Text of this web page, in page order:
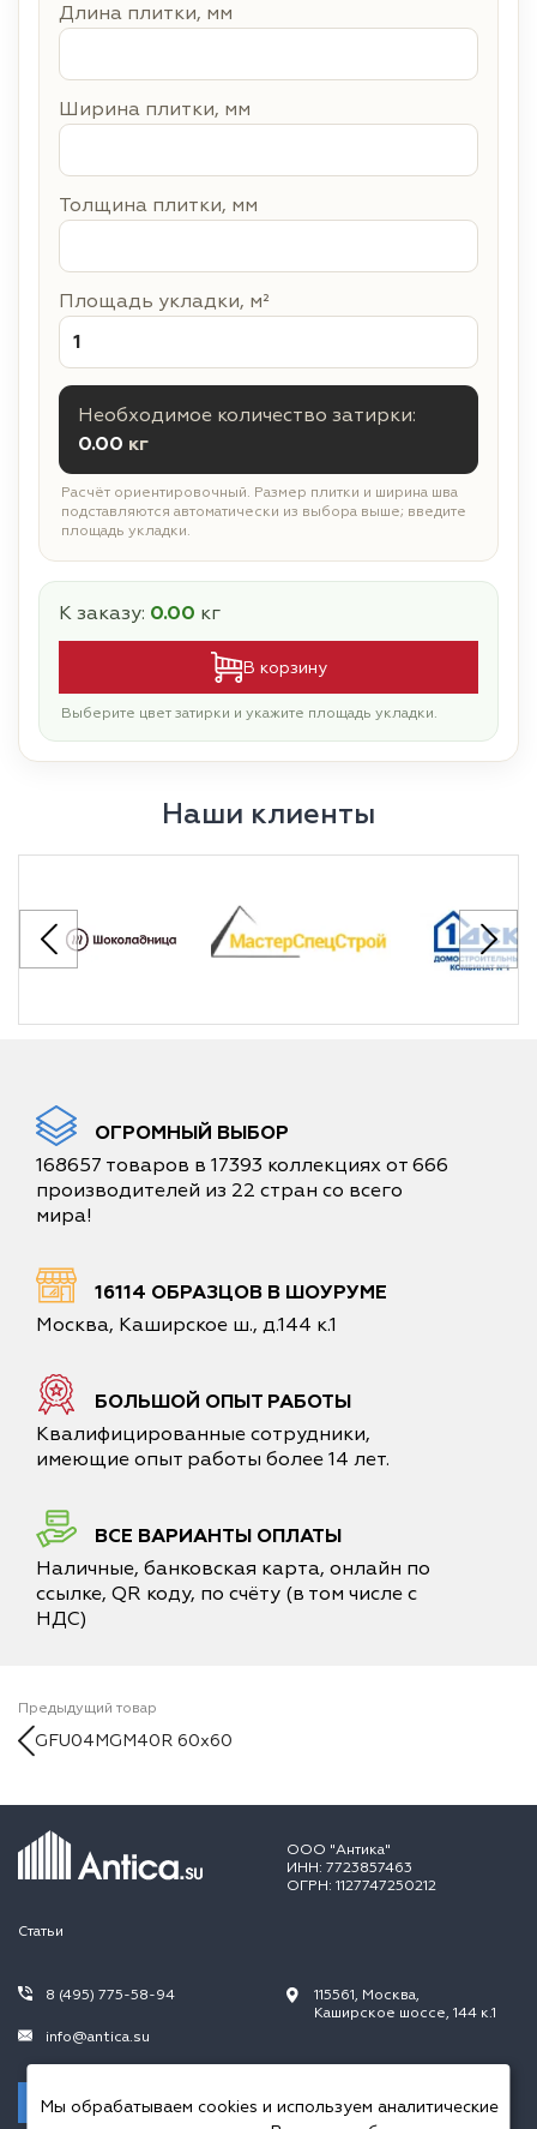
Длина плитки, мм
Ширина плитки, мм
Толщина плитки, мм
Площадь укладки, м²
Необходимое количество затирки:
0.00 кг
Расчёт ориентировочный. Размер плитки и ширина шва
подставляются автоматически из выбора выше; введите
площадь укладки.
К заказу: 0.00 кг
В корзину
Выберите цвет затирки и укажите площадь укладки.
Наши клиенты
ОГРОМНЫЙ ВЫБОР
168657 товаров в 17393 коллекциях от 666
производителей из 22 стран со всего
мира!
16114 ОБРАЗЦОВ В ШОУРУМЕ
Москва, Каширское ш., д.144 к.1
БОЛЬШОЙ ОПЫТ РАБОТЫ
Квалифицированные сотрудники,
имеющие опыт работы более 14 лет.
ВСЕ ВАРИАНТЫ ОПЛАТЫ
Наличные, банковская карта, онлайн по
ссылке, QR коду, по счёту (в том числе с
НДС)
Предыдущий товар
GFU04MGM40R 60х60
ООО "Антика"
ИНН: 7723857463
ОГРН: 1127747250212
Статьи
8 (495) 775-58-94
info@antica.su
Заказать звонок
115561, Москва,
Каширское шоссе, 144 к.1
Мы обрабатываем cookies и используем аналитические